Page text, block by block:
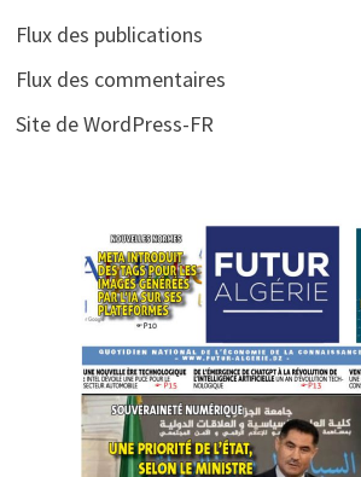
Flux des publications
Flux des commentaires
Site de WordPress-FR